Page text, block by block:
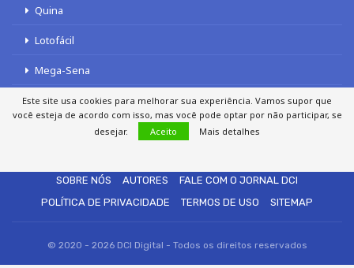
Quina
Lotofácil
Mega-Sena
Tele sena
SOBRE NÓS AUTORES
FALE COM O JORNAL DCI
POLÍTICA DE PRIVACIDADE
TERMOS DE USO SITEMAP
© 2020 - 2026 DCI Digital - Todos os direitos reservados
Este site usa cookies para melhorar sua experiência. Vamos supor que
você esteja de acordo com isso, mas você pode optar por não participar, se
desejar.
Aceito Mais detalhes